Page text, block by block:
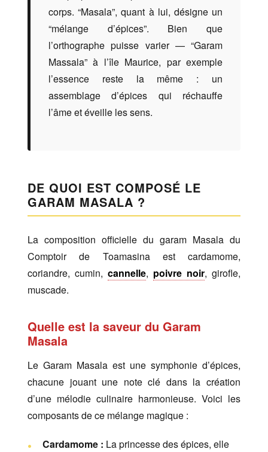
corps. “Masala”, quant à lui, désigne un
“mélange d’épices”. Bien que
l’orthographe puisse varier — “Garam
Massala” à l’île Maurice, par exemple
l’essence reste la même : un
assemblage d’épices qui réchauffe
l’âme et éveille les sens.
DE QUOI EST COMPOSÉ LE
GARAM MASALA ?
La composition officielle du garam Masala du
Comptoir de Toamasina est cardamome,
coriandre, cumin,cannelle, poivre noir, girofle,
muscade.
Quelle est la saveur du Garam
Masala
Le Garam Masala est une symphonie d’épices,
chacune jouant une note clé dans la création
d’une mélodie culinaire harmonieuse. Voici les
composants de ce mélange magique :
Cardamome : La princesse des épices, elle